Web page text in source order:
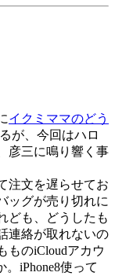
イクミママのどう
が、今回はハロ
彦三に鳴り響く事
注文を遅らせてお
ッグが売り切れに
ども、どうしたも
連絡が取れないの
ものiCloudアカウ
。iPhone8使って